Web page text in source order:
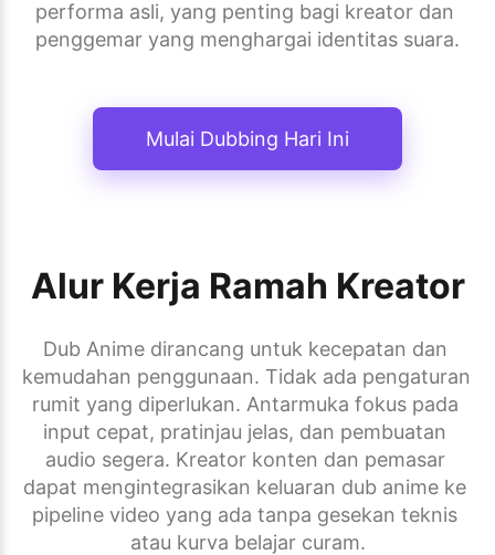
performa asli, yang penting bagi kreator dan
penggemar yang menghargai identitas suara.
Mulai Dubbing Hari Ini
Alur Kerja Ramah Kreator
Dub Anime dirancang untuk kecepatan dan
kemudahan penggunaan. Tidak ada pengaturan
rumit yang diperlukan. Antarmuka fokus pada
input cepat, pratinjau jelas, dan pembuatan
audio segera. Kreator konten dan pemasar
dapat mengintegrasikan keluaran dub anime ke
pipeline video yang ada tanpa gesekan teknis
atau kurva belajar curam.